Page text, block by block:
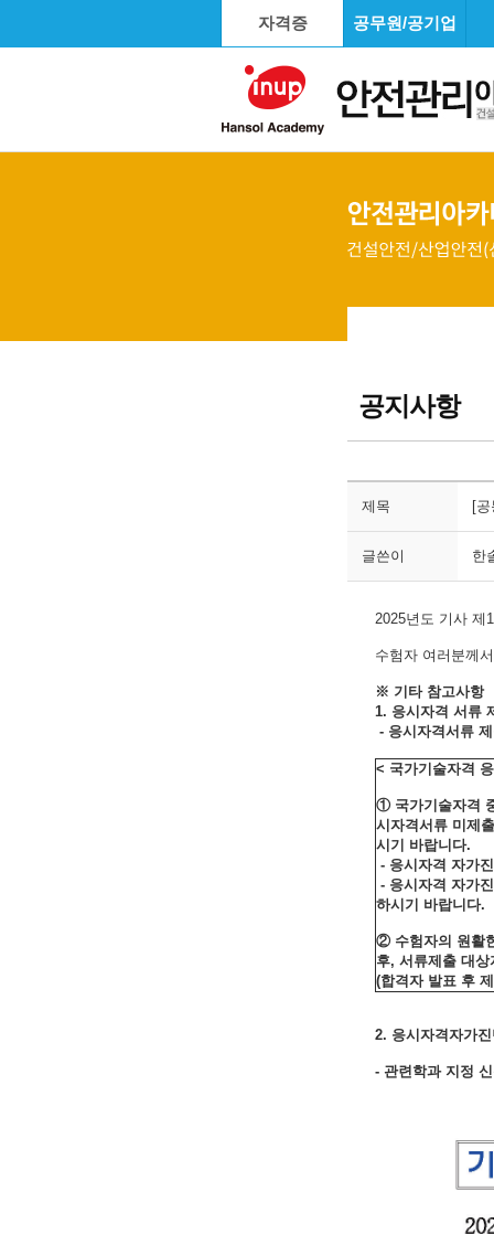
자격증 공무원/공기업
공지사항
제목 [
글쓴이 한
2025년도 기사 제
수험자 여러분께
※ 기타 참고사항
1. 응시자격 서류
- 응시자격서류
< 국가기술자격
① 국가기술자격
시자격서류 미제
시기 바랍니다.
- 응시자격 자가
- 응시자격 자가
하시기 바랍니다.
② 수험자의 원활
후, 서류제출 대
(합격자 발표 후
2. 응시자격자가
- 관련학과 지정